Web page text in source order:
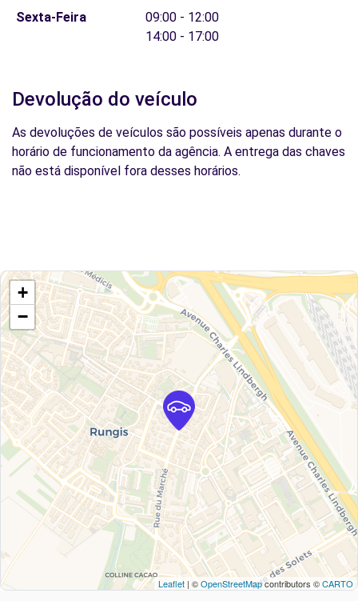
Sexta-Feira
09:00 - 12:00
14:00 - 17:00
Devolução do veículo
As devoluções de veículos são possíveis apenas durante o
horário de funcionamento da agência. A entrega das chaves
não está disponível fora desses horários.
+
−
Leaflet | ©OpenStreetMapcontributors ©CARTO